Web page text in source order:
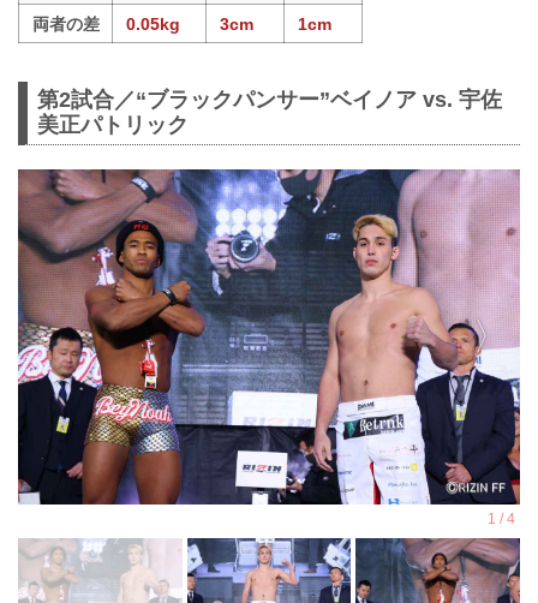
両者の差
0.05kg 3cm 1cm
第2試合／“ブラックパンサー”ベイノア vs. 宇佐
美正パトリック